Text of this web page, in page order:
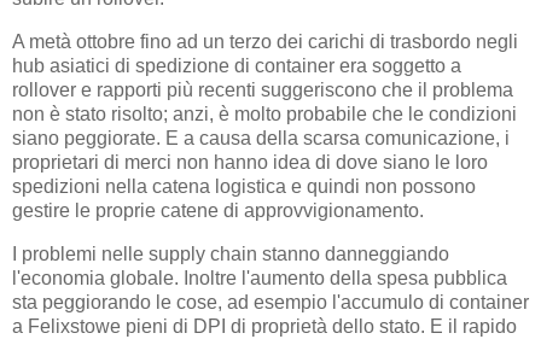
A metà ottobre fino ad un terzo dei carichi di trasbordo negli
hub asiatici di spedizione di container era soggetto a
rollover e rapporti più recenti suggeriscono che il problema
non è stato risolto; anzi, è molto probabile che le condizioni
siano peggiorate. E a causa della scarsa comunicazione, i
proprietari di merci non hanno idea di dove siano le loro
spedizioni nella catena logistica e quindi non possono
gestire le proprie catene di approvvigionamento.
I problemi nelle supply chain stanno danneggiando
l'economia globale. Inoltre l'aumento della spesa pubblica
sta peggiorando le cose, ad esempio l'accumulo di container
a Felixstowe pieni di DPI di proprietà dello stato. E il rapido